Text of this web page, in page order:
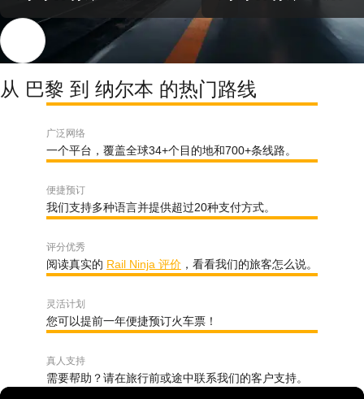
从 巴黎 到 纳尔本 的热门路线
广泛网络
一个平台，覆盖全球34+个目的地和700+条线路。
便捷预订
我们支持多种语言并提供超过20种支付方式。
评分优秀
阅读真实的 Rail Ninja 评价 ，看看我们的旅客怎么说。
灵活计划
您可以提前一年便捷预订火车票！
真人支持
需要帮助？请在旅行前或途中联系我们的客户支持。